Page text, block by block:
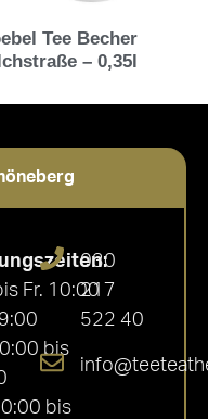
Tee Becher
– 0,35l
Fr. 10:00
bis
bis
030
217
522 40